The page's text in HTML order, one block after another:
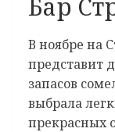
В ноябре на
представит
запасов
выбрала
прекрасных